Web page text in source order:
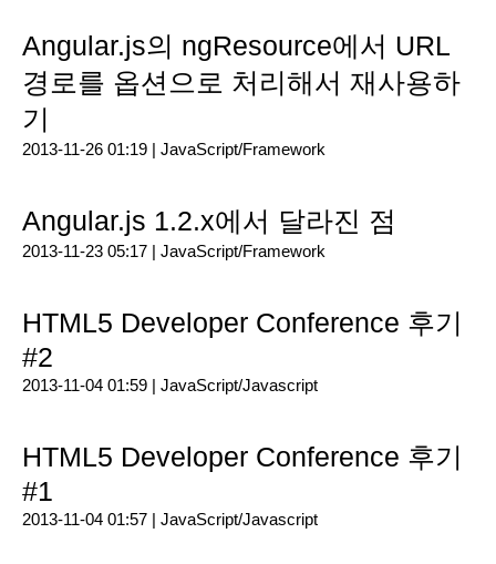
Angular.js의 ngResource에서 URL
경로를 옵션으로 처리해서 재사용하
기
2013-11-26 01:19 | JavaScript/Framework
Angular.js 1.2.x에서 달라진 점
2013-11-23 05:17 | JavaScript/Framework
HTML5 Developer Conference 후기
#2
2013-11-04 01:59 | JavaScript/Javascript
HTML5 Developer Conference 후기
#1
2013-11-04 01:57 | JavaScript/Javascript